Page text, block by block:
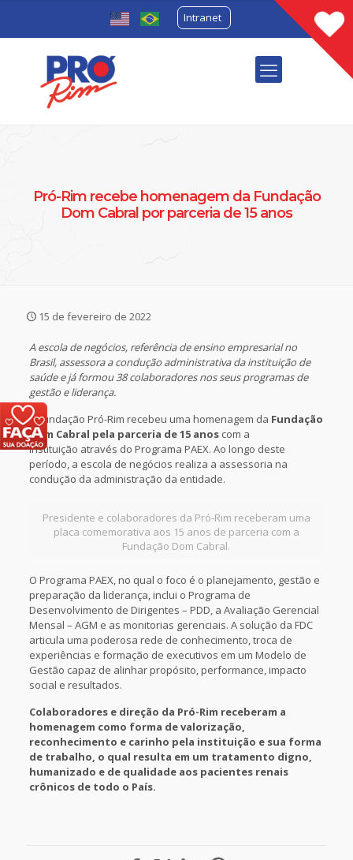
Intranet
Pró-Rim recebe homenagem da Fundação
Dom Cabral por parceria de 15 anos
15 de fevereiro de 2022
A escola de negócios, referência de ensino empresarial no
Brasil, assessora a condução administrativa da instituição de
saúde e já formou 38 colaboradores nos seus programas de
gestão e liderança.
A Fundação Pró-Rim recebeu uma homenagem da Fundação
Dom Cabral pela parceria de 15 anoscom a
instituição através do Programa PAEX. Ao longo deste
período, a escola de negócios realiza a assessoria na
condução da administração da entidade.
Presidente e colaboradores da Pró-Rim receberam uma
placa comemorativa aos 15 anos de parceria com a
Fundação Dom Cabral.
O Programa PAEX, no qual o foco é o planejamento, gestão e
preparação da liderança, inclui o Programa de
Desenvolvimento de Dirigentes – PDD, a Avaliação Gerencial
Mensal – AGM e as monitorias gerenciais. A solução da FDC
articula uma poderosa rede de conhecimento, troca de
experiências e formação de executivos em um Modelo de
Gestão capaz de alinhar propósito, performance, impacto
social e resultados.
Colaboradores e direção da Pró-Rim receberam a
homenagem como forma de valorização,
reconhecimento e carinho pela instituição e sua forma
de trabalho, o qual resulta em um tratamento digno,
humanizado e de qualidade aos pacientes renais
crônicos de todo o País.